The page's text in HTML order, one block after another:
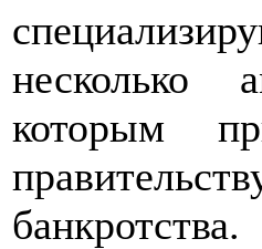
несколько
которым
банкротства.